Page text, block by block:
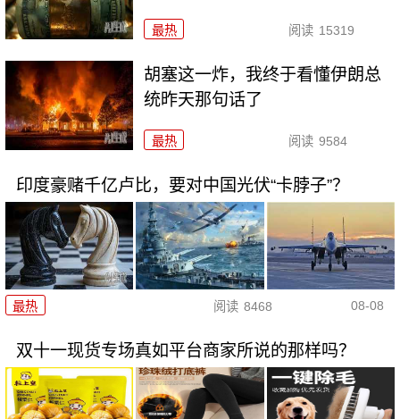
最热 阅读 15319
胡塞这一炸，我终于看懂伊朗总
统昨天那句话了
最热 阅读 9584
印度豪赌千亿卢比，要对中国光伏“卡脖子”？
最热 阅读 8468 08-08
双十一现货专场真如平台商家所说的那样吗？